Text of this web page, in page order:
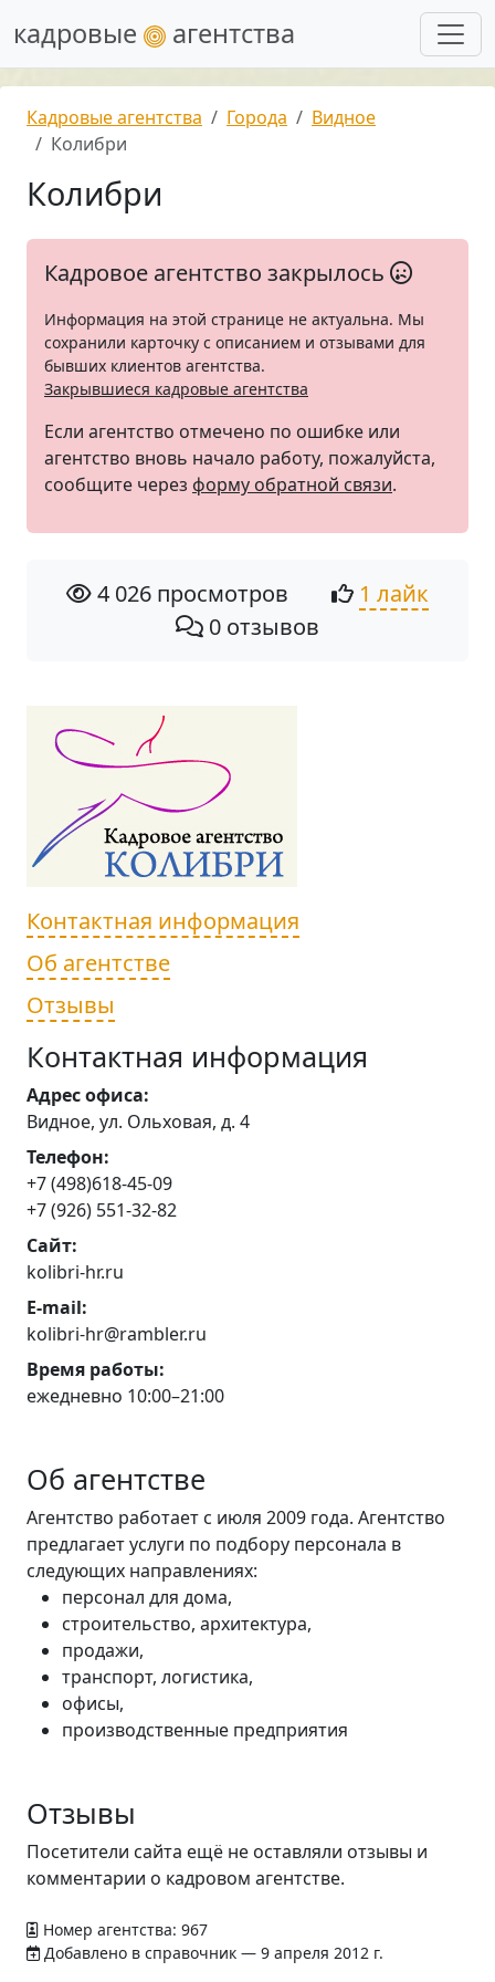
кадровые агентства
Кадровые агентства Города
Видное
Колибри
Колибри
Кадровое агентство закрылось
Информация на этой странице не актуальна. Мы
сохранили карточку с описанием и отзывами для
бывших клиентов агентства.
Закрывшиеся кадровые агентства
Если агентство отмечено по ошибке или
агентство вновь начало работу, пожалуйста,
сообщите через форму обратной связи.
4 026 просмотров
1 лайк
0 отзывов
Контактная информация
Об агентстве
Отзывы
Контактная информация
Адрес офиса:
Видное, ул. Ольховая, д. 4
Телефон:
+7 (498)618-45-09
+7 (926) 551-32-82
Сайт:
kolibri-hr.ru
E-mail:
kolibri-hr@rambler.ru
Время работы:
ежедневно 10:00–21:00
Об агентстве
Агентство работает с июля 2009 года. Агентство
предлагает услуги по подбору персонала в
следующих направлениях:
персонал для дома,
строительство, архитектура,
продажи,
транспорт, логистика,
офисы,
производственные предприятия
Отзывы
Посетители сайта ещё не оставляли отзывы и
комментарии о кадровом агентстве.
Номер агентства: 967
Добавлено в справочник — 9 апреля 2012 г.